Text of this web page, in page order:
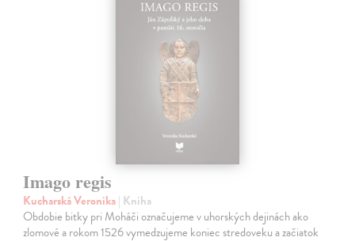
Imago regis
Kucharská Veronika| Kniha
Obdobie bitky pri Moháči označujeme v uhorských dejinách ako
zlomové a rokom 1526 vymedzujeme koniec stredoveku a začiatok